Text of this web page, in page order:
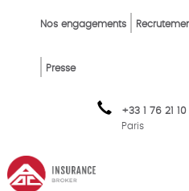
Top
FR
Nos engagements
Presse
+33 1 76 21
Paris